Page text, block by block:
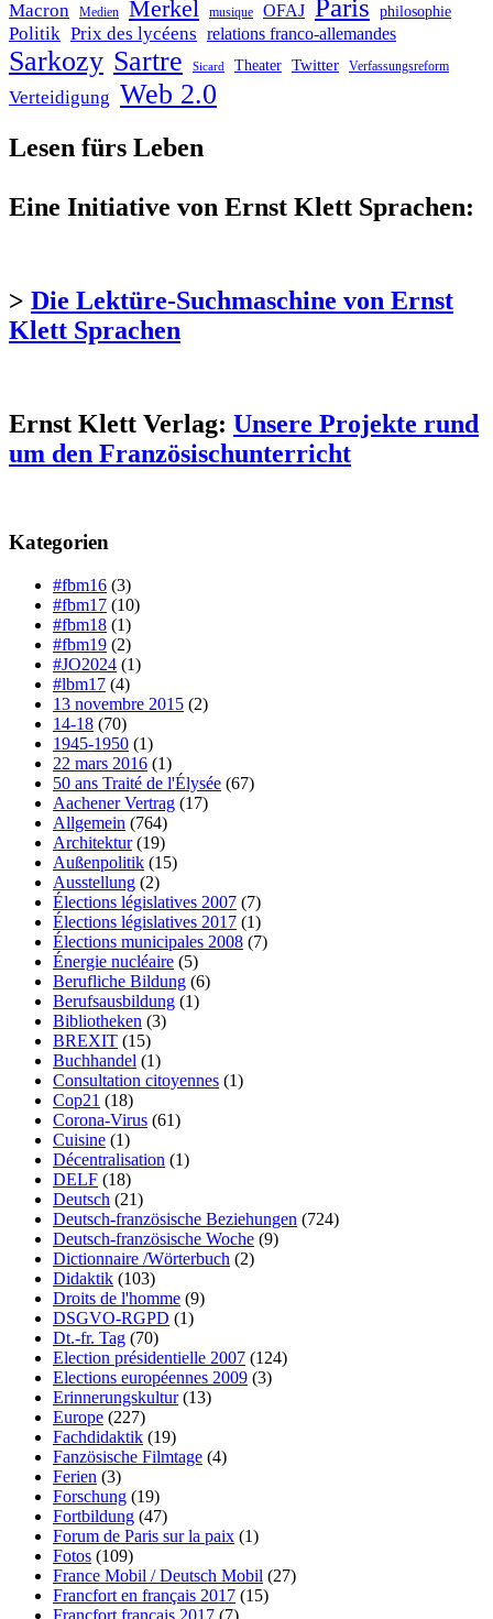
Macron Medien Merkel musique OFAJ Paris philosophie
Politik Prix des lycéens relations franco-allemandes
Sarkozy Sartre Sicard Theater Twitter Verfassungsreform
Verteidigung Web 2.0
Lesen fürs Leben
Eine Initiative von Ernst Klett Sprachen:
> Die Lektüre-Suchmaschine von Ernst
Klett Sprachen
Ernst Klett Verlag: Unsere Projekte rund
um den Französischunterricht
Kategorien
#fbm16 (3)
#fbm17 (10)
#fbm18 (1)
#fbm19 (2)
#JO2024 (1)
#lbm17 (4)
13 novembre 2015 (2)
14-18 (70)
1945-1950 (1)
22 mars 2016 (1)
50 ans Traité de l'Élysée (67)
Aachener Vertrag (17)
Allgemein (764)
Architektur(19)
Außenpolitik (15)
Ausstellung (2)
Élections législatives 2007 (7)
Élections législatives 2017 (1)
Élections municipales 2008 (7)
Énergie nucléaire (5)
Berufliche Bildung (6)
Berufsausbildung (1)
Bibliotheken (3)
BREXIT (15)
Buchhandel (1)
Consultation citoyennes (1)
Cop21 (18)
Corona-Virus (61)
Cuisine (1)
Décentralisation (1)
DELF (18)
Deutsch (21)
Deutsch-französische Beziehungen (724)
Deutsch-französische Woche (9)
Dictionnaire /Wörterbuch (2)
Didaktik (103)
Droits de l'homme (9)
DSGVO-RGPD (1)
Dt.-fr. Tag (70)
Election présidentielle 2007 (124)
Elections européennes 2009 (3)
Erinnerungskultur(13)
Europe (227)
Fachdidaktik (19)
Fanzösische Filmtage (4)
Ferien (3)
Forschung (19)
Fortbildung (47)
Forum de Paris sur la paix (1)
Fotos (109)
France Mobil / Deutsch Mobil (27)
Francfort en français 2017 (15)